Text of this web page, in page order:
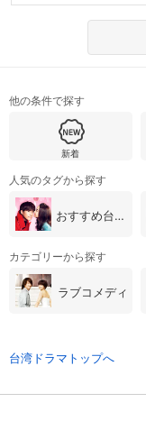
他の条件で探す
新着
人気のタグから探す
おすすめ台湾・中国ドラマ
カテゴリーから探す
ラブコメディ
台湾ドラマトップへ